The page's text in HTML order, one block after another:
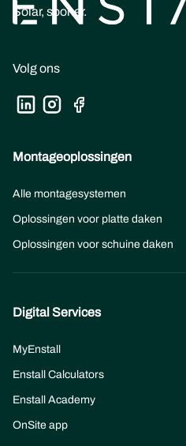
Solar, sooner.
Volg ons
Montageoplossingen
Alle montagesystemen
Oplossingen voor platte daken
Oplossingen voor schuine daken
Digital Services
MyEnstall
Enstall Calculators
Enstall Academy
OnSite app